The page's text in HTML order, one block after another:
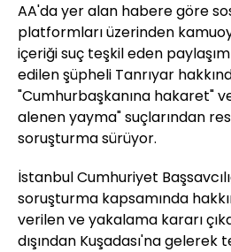
AA'da yer alan habere göre
platformları üzerinden
içeriği suç teşkil eden
edilen şüpheli Tanrıyar
"Cumhurbaşkanına hakaret" ve
alenen yayma" suçlarından
soruşturma sürüyor.
İstanbul Cumhuriyet
soruşturma kapsamında
verilen ve yakalama kararı
dışından Kuşadası'na gelerek